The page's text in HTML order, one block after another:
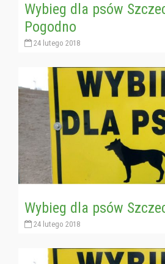
Wybieg dla psów
Pogodno
24 lutego 2018
Wybieg dla psów
24 lutego 2018